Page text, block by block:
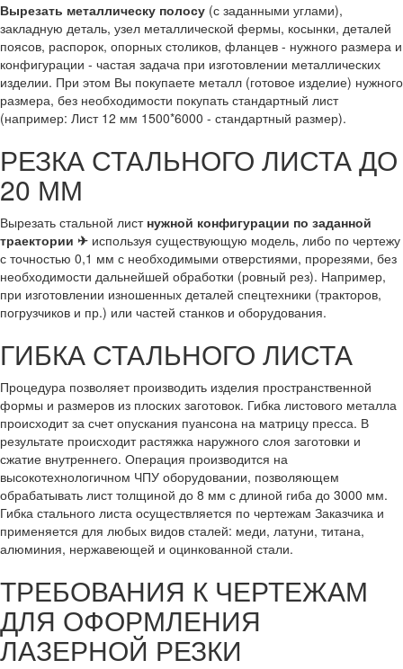
Вырезать металлическу полосу (с заданными углами),
закладную деталь, узел металлической фермы, косынки, деталей
поясов, распорок, опорных столиков, фланцев - нужного размера и
конфигурации - частая задача при изготовлении металлических
изделии. При этом Вы покупаете металл (готовое изделие) нужного
размера, без необходимости покупать стандартный лист
(например: Лист 12 мм 1500*6000 - стандартный размер).
РЕЗКА СТАЛЬНОГО ЛИСТА ДО
20 ММ
Вырезать стальной лист нужной конфигурации по заданной
траектории ✈ используя существующую модель, либо по чертежу
с точностью 0,1 мм с необходимыми отверстиями, прорезями, без
необходимости дальнейшей обработки (ровный рез). Например,
при изготовлении изношенных деталей спецтехники (тракторов,
погрузчиков и пр.) или частей станков и оборудования.
ГИБКА СТАЛЬНОГО ЛИСТА
Процедура позволяет производить изделия пространственной
формы и размеров из плоских заготовок. Гибка листового металла
происходит за счет опускания пуансона на матрицу пресса. В
результате происходит растяжка наружного слоя заготовки и
сжатие внутреннего. Операция производится на
высокотехнологичном ЧПУ оборудовании, позволяющем
обрабатывать лист толщиной до 8 мм с длиной гиба до 3000 мм.
Гибка стального листа осуществляется по чертежам Заказчика и
применяется для любых видов сталей: меди, латуни, титана,
алюминия, нержавеющей и оцинкованной стали.
ТРЕБОВАНИЯ К ЧЕРТЕЖАМ
ДЛЯ ОФОРМЛЕНИЯ
ЛАЗЕРНОЙ РЕЗКИ